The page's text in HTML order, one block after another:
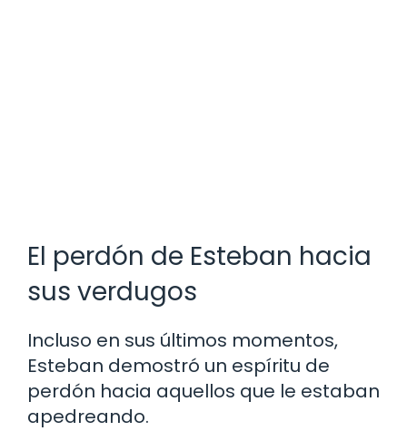
El perdón de Esteban hacia
sus verdugos
Incluso en sus últimos momentos,
Esteban demostró un espíritu de
perdón hacia aquellos que le estaban
apedreando.